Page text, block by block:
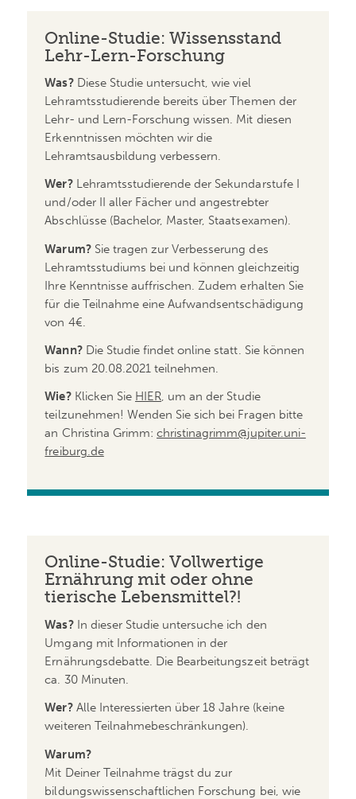
Online-Studie: Wissensstand
Lehr-Lern-Forschung
Was?Diese Studie untersucht, wie viel
Lehramtsstudierende bereits über Themen der
Lehr- und Lern-Forschung wissen. Mit diesen
Erkenntnissen möchten wir die
Lehramtsausbildung verbessern.
Wer?Lehramtsstudierende der Sekundarstufe I
und/oder II aller Fächer und angestrebter
Abschlüsse (Bachelor, Master, Staatsexamen).
Warum? Sie tragen zur Verbesserung des
Lehramtsstudiums bei und können gleichzeitig
Ihre Kenntnisse auffrischen. Zudem erhalten Sie
für die Teilnahme eine Aufwandsentschädigung
von 4€.
Wann? Die Studie findet online statt. Sie können
bis zum 20.08.2021 teilnehmen.
Wie? Klicken Sie HIER, um an der Studie
teilzunehmen! Wenden Sie sich bei Fragen bitte
an Christina Grimm:christinagrimm@jupiter.uni-
freiburg.de
Online-Studie: Vollwertige
Ernährung mit oder ohne
tierische Lebensmittel?!
Was?In dieser Studie untersuche ich den
Umgang mit Informationen in der
Ernährungsdebatte. Die Bearbeitungszeit beträgt
ca. 30 Minuten.
Wer?Alle Interessierten über 18 Jahre (keine
weiteren Teilnahmebeschränkungen).
Warum?
Mit Deiner Teilnahme trägst du zur
bildungswissenschaftlichen Forschung bei, wie